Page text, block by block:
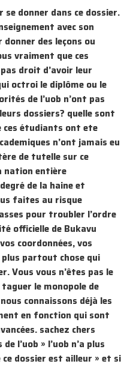
donner dans ce dossier.
avec son
des leçons ou
vraiment que ces
droit d’avoir leur
octroi le diplôme ou le
de l’uob n’ont pas
dossiers? quelle sont
ces étudiants ont ete
n’ont jamais eu
de tutelle sur ce
nation entière
de la haine et
faites au risque
pour troubler l’ordre
officielle de Bukavu
coordonnées, vos
partout chose qui
Vous vous n’êtes pas le
taguer le monopole de
connaissons déjà les
en fonction qui sont
sachez chers
l’uob » l’uob n’a plus
dossier est ailleur » et si